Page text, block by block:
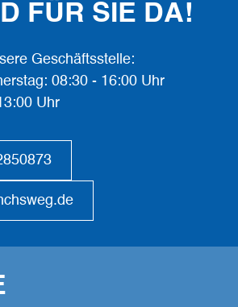
FÜR SIE DA!
Geschäftsstelle:
08:30 - 16:00 Uhr
Uhr